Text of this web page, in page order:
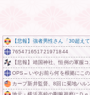
【悲報】強者男性さん「30超え
765471651721971844
【悲報】靖国神社、恒例の軍服
OPS←いやお前ら何を根拠にこ
カープ新井監督、8回に菊地ハル